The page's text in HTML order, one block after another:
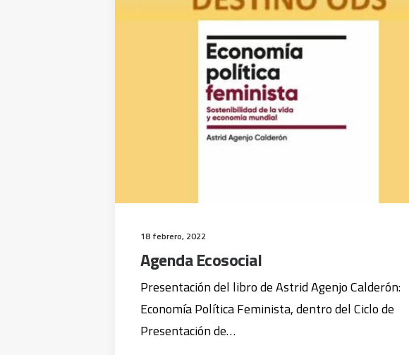
18 febrero, 2022
Agenda Ecosocial
Presentación del libro de Astrid Agenjo Calderón:
Economía Política Feminista, dentro del Ciclo de
Presentación de…